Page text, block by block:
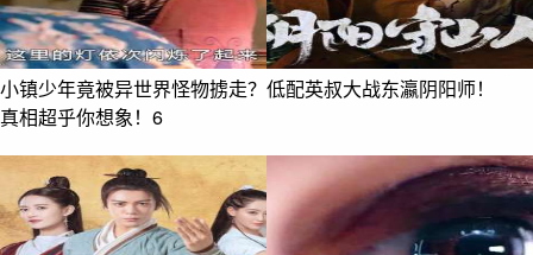
小镇少年竟被异世界怪物掳走？
真相超乎你想象！6
低配英叔大战东瀛阴阳师！